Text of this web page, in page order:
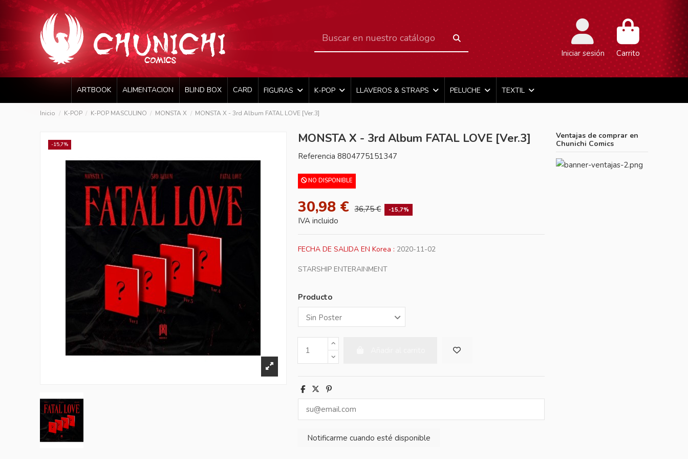
Iniciar sesión Carrito
ARTBOOK ALIMENTACION BLIND BOX CARD FIGURAS K-POP LLAVEROS & STRAPS PELUCHE TEXTIL
Inicio K-POP K-POP MASCULINO MONSTA X MONSTA X - 3rd Album FATAL LOVE [Ver.3]
-15,7% MONSTA X - 3rd Album FATAL LOVE [Ver.3]
Referencia 8804775151347
NO DISPONIBLE
30,98 € 36,75 € -15,7%
IVA incluido
FECHA DE SALIDA EN Korea : 2020-11-02
STARSHIP ENTERAINMENT
Producto
Ventajas de comprar en
Chunichi Comics